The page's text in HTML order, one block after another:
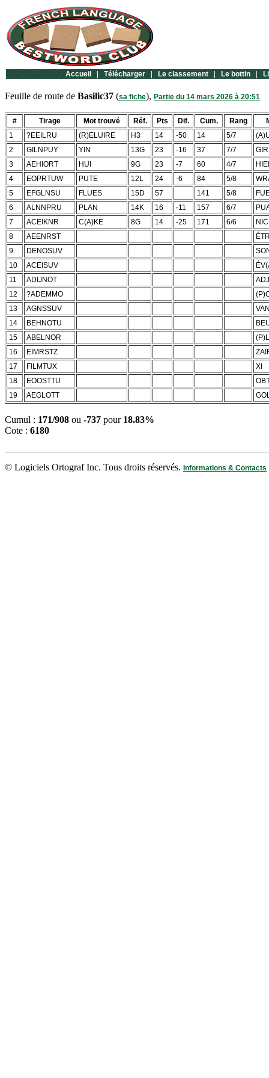
Accueil | Télécharger | Le classement | Le bottin |
Feuille de route de Basilic37 (sa fiche), Partie du 14 mars 2026 à 20:51
# Tirage Mot trouvé Réf. Pts Dif. Cum. Rang
1
?EEILRU (R)ELUIRE H3 14 -50 14 5/7
2
GILNPUY YIN 13G 23 -16 37 7/7
3
AEHIORT HUI 9G 23 -7 60 4/7
4
EOPRTUW PUTE 12L 24 -6 84 5/8
5
EFGLNSU FLUES 15D 57 141 5/8
6
ALNNPRU PLAN 14K 16 -11 157 6/7
7
ACEIKNR C(A)KE 8G 14 -25 171 6/6
8
AEENRST
9
DENOSUV
10
ACEISUV
11
ADIJNOT
12
?ADEMMO
13
AGNSSUV
14
BEHNOTU
15
ABELNOR
16
EIMRSTZ
17
FILMTUX
XI
18
EOOSTTU
19
AEGLOTT
Cumul : 171/908 ou -737 pour 18.83%
Cote : 6180
© Logiciels Ortograf Inc. Tous droits réservés. Informations & Contacts